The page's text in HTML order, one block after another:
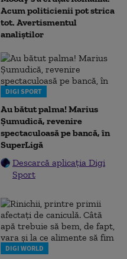
Acum politicienii pot strica
tot. Avertismentul
analiștilor
DIGI SPORT
Au bătut palma! Marius
Șumudică, revenire
spectaculoasă pe bancă, în
SuperLigă
Descarcă aplicația Digi
Sport
DIGI WORLD